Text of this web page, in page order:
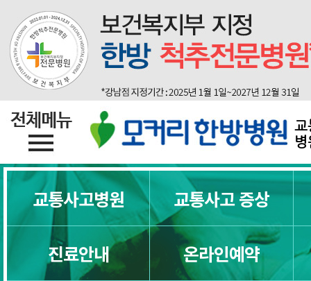
교
교통사고병원 교통사고 증상
진료안내 온라인예약